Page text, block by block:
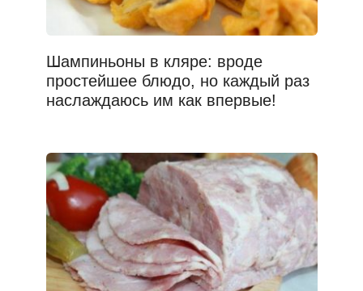
Шампиньоны в кляре: вроде
простейшее блюдо, но каждый раз
наслаждаюсь им как впервые!